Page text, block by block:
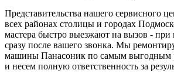
Представительства нашего сервисного
всех районах столицы и городах
мастера быстро выезжают на вызов - при
сразу после вашего звонка. Мы
машины Панасоник по самым выгодным
и несем полную ответственность за